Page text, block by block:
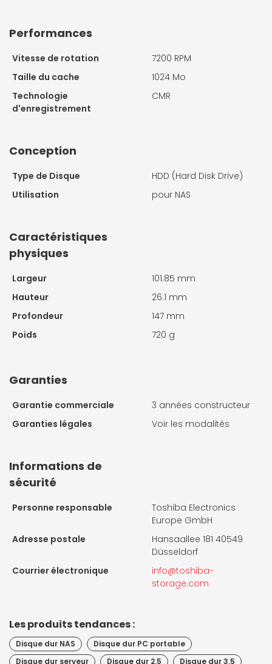
Performances
Vitesse de rotation
7200 RPM
Taille du cache
1024 Mo
Technologie
d'enregistrement
CMR
Conception
Type de Disque
HDD (Hard Disk Drive)
Utilisation
pour NAS
Caractéristiques
physiques
Largeur
101.85 mm
Hauteur
26.1 mm
Profondeur
147 mm
Poids
720 g
Garanties
Garantie commerciale
3 années constructeur
Garanties légales
Voir les modalités
Informations de
sécurité
Personne responsable
Toshiba Electronics
Europe GmbH
Adresse postale
Hansaallee 181 40549
Düsseldorf
Courrier électronique
info@toshiba-
storage.com
Les produits tendances :
Disque dur NAS
Disque dur PC portable
Disque dur serveur
Disque dur 2.5 Disque dur 3.5